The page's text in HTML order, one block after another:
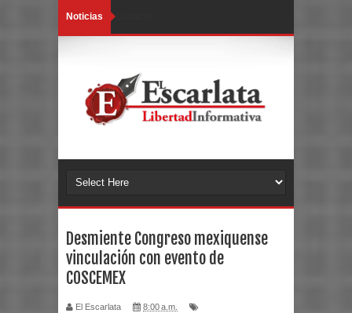
Noticias
Desmiente Congreso mexiquense
vinculación con evento de
COSCEMEX
El Escarlata
8:00 a.m.